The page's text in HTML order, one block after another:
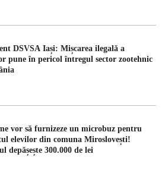
DSVSA Iași: Mișcarea ilegală a
pune în pericol întregul sector zootehnic
vor să furnizeze un microbuz pentru
elevilor din comuna Miroslovești!
depășește 300.000 de lei